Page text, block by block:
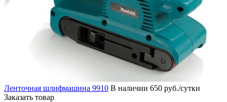
Ленточная шлифмашина 9910 В наличии 650 руб./сутки
Заказать товар